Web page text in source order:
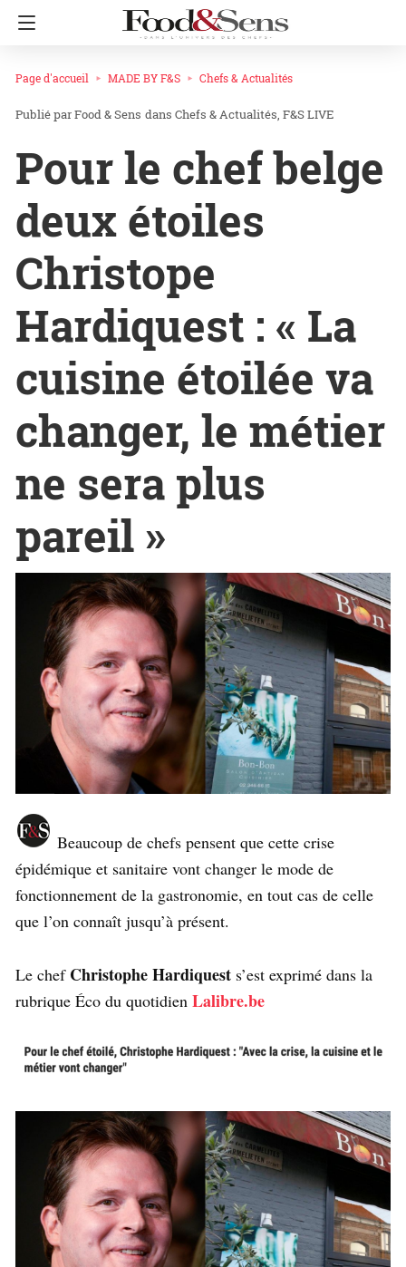
Page d'accueil MADE BY F&S Chefs & Actualités
Food & Sens dans Chefs & Actualités F&S LIVE
Pour le chef belge
deux étoiles
Christope
Hardiquest : « La
cuisine étoilée va
changer, le métier
ne sera plus
pareil »
Beaucoup de chefs pensent que cette crise
épidémique et sanitaire vont changer le mode de
fonctionnement de la gastronomie, en tout cas de celle
que l’on connaît jusqu’à présent.
Le chef Christophe Hardiquest s’est exprimé dans la
rubrique Éco du quotidien Lalibre.be